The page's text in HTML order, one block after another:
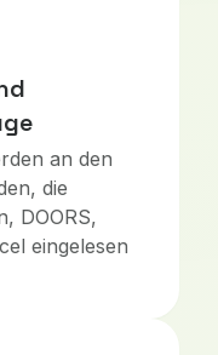
an den
die
DOORS,
eingelesen